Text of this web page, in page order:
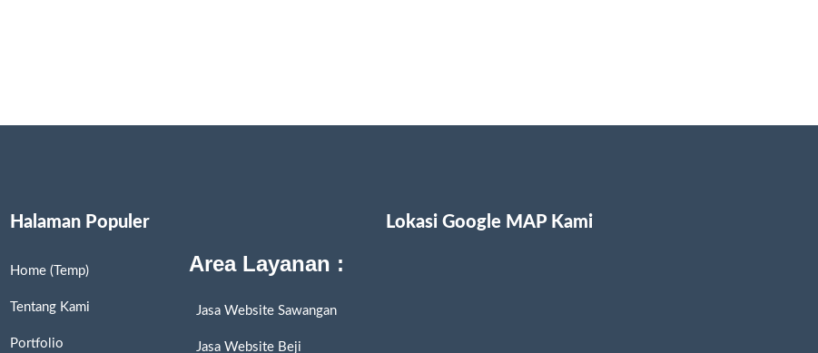
Halaman Populer
Home (Temp)
Tentang Kami
Portfolio
Area Layanan :
Jasa Website Sawangan
Jasa Website Beji
Lokasi Google MAP Kami